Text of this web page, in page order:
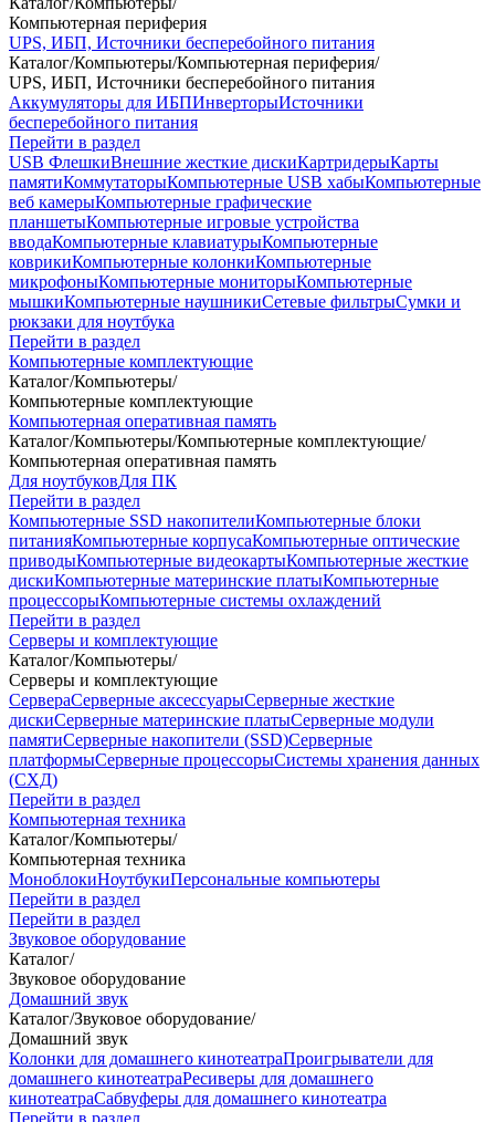
Компьютерная периферия
UPS, ИБП, Источники бесперебойного питания
Каталог/Компьютеры/Компьютерная периферия/
UPS, ИБП, Источники бесперебойного питания
Аккумуляторы для ИБПИнверторыИсточники
бесперебойного питания
Перейти в раздел
USB ФлешкиВнешние жесткие дискиКартридерыКарты
памятиКоммутаторыКомпьютерные USB хабыКомпьютерные
веб камерыКомпьютерные графические
планшетыКомпьютерные игровые устройства
вводаКомпьютерные клавиатурыКомпьютерные
коврикиКомпьютерные колонкиКомпьютерные
микрофоныКомпьютерные мониторыКомпьютерные
мышкиКомпьютерные наушникиСетевые фильтрыСумки и
рюкзаки для ноутбука
Перейти в раздел
Компьютерные комплектующие
Каталог/Компьютеры/
Компьютерные комплектующие
Компьютерная оперативная память
Каталог/Компьютеры/Компьютерные комплектующие/
Компьютерная оперативная память
Для ноутбуковДля ПК
Перейти в раздел
Компьютерные SSD накопителиКомпьютерные блоки
питанияКомпьютерные корпусаКомпьютерные оптические
приводыКомпьютерные видеокартыКомпьютерные жесткие
дискиКомпьютерные материнские платыКомпьютерные
процессорыКомпьютерные системы охлаждений
Перейти в раздел
Серверы и комплектующие
Каталог/Компьютеры/
Серверы и комплектующие
СервераСерверные аксессуарыСерверные жесткие
дискиСерверные материнские платыСерверные модули
памятиСерверные накопители (SSD)Серверные
платформыСерверные процессорыСистемы хранения данных
(СХД)
Перейти в раздел
Компьютерная техника
Каталог/Компьютеры/
Компьютерная техника
МоноблокиНоутбукиПерсональные компьютеры
Перейти в раздел
Перейти в раздел
Звуковое оборудование
Каталог/
Звуковое оборудование
Домашний звук
Каталог/Звуковое оборудование/
Домашний звук
Колонки для домашнего кинотеатраПроигрыватели для
домашнего кинотеатраРесиверы для домашнего
кинотеатраСабвуферы для домашнего кинотеатра
Перейти в раздел